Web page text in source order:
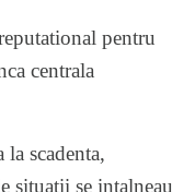
pentru
centrala
scadenta,
situatii se intalneau